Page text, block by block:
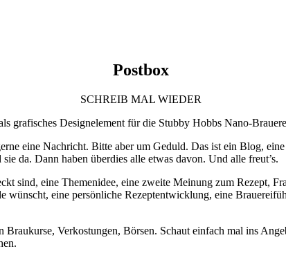
Postbox
SCHREIB MAL WIEDER
eine Nachricht. Bitte aber um Geduld. Das ist ein Blog,
da. Dann haben überdies alle etwas davon. Und alle freut’s.
sind, eine Themenidee, eine zweite Meinung zum Rezept,
eine persönliche Rezeptentwicklung, eine
Verkostungen, Börsen. Schaut einfach mal ins